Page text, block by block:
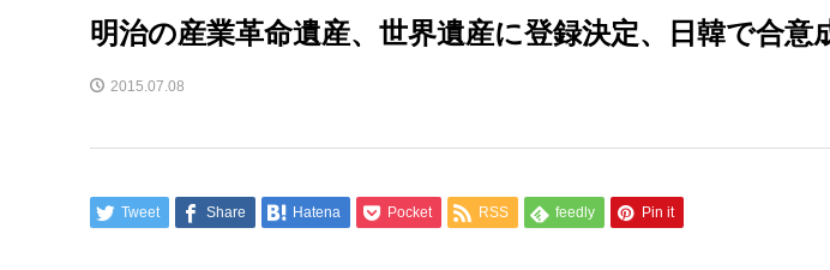
明治の産業革命遺産、世界遺産に登録決定、日韓で合意
2015.07.08
Tweet Share Hatena Pocket RSS feedly Pin it